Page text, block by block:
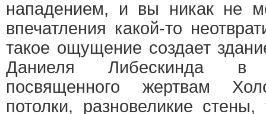
нападением, и вы никак не
впечатления какой-то
такое ощущение создает
Даниеля Либескинда в
посвященного жертвам
потолки, разновеликие